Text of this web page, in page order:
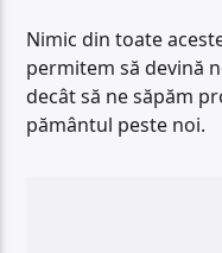
Nimic din toate
permitem să devină
decât să ne săpăm
pământul peste noi.